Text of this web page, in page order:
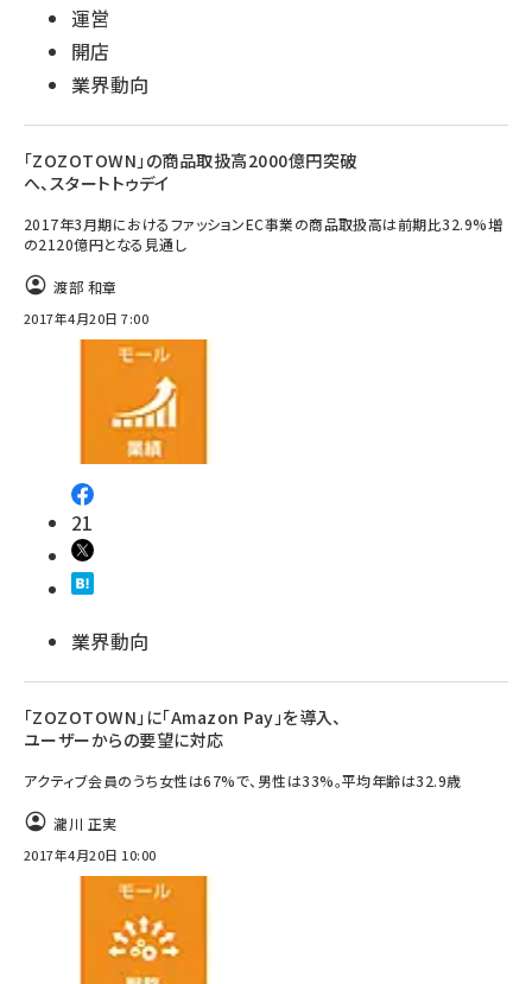
運営
開店
業界動向
「ZOZOTOWN」の商品取扱高2000億円突破
へ、スタートトゥデイ
2017年3月期におけるファッションEC事業の商品取扱高は前期比32.9%増
の2120億円となる見通し
渡部 和章
2017年4月20日 7:00
21
業界動向
「ZOZOTOWN」に「Amazon Pay」を導入、
ユーザーからの要望に対応
アクティブ会員のうち女性は67%で、男性は33%。平均年齢は32.9歳
瀧川 正実
2017年4月20日 10:00